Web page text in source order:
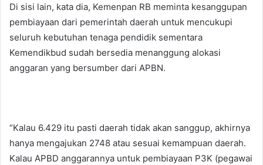
Di sisi lain, kata dia, Kemenpan RB meminta kesanggupan
pembiayaan dari pemerintah daerah untuk mencukupi
seluruh kebutuhan tenaga pendidik sementara
Kemendikbud sudah bersedia menanggung alokasi
anggaran yang bersumber dari APBN.
“Kalau 6.429 itu pasti daerah tidak akan sanggup, akhirnya
hanya mengajukan 2748 atau sesuai kemampuan daerah.
Kalau APBD anggarannya untuk pembiayaan P3K (pegawai